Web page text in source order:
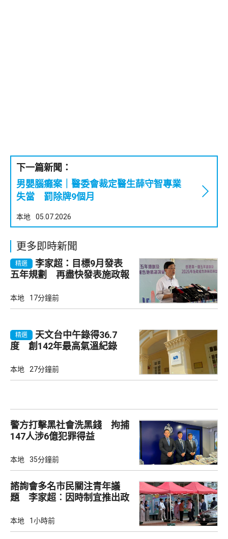
下一篇新聞：
男嬰腦癱案｜醫委會裁定醫生薛守智專業
失當 罰除牌9個月
本地 05.07.2026
更多即時新聞
精選
李家超：目標9月發表
五年規劃 再盡快發表施政報
本地 17分鐘前
精選
天文台中午錄得36.7
度 創142年最高氣溫紀錄
本地 27分鐘前
警方打擊黑社會洗黑錢 拘捕
147人涉6億犯罪得益
本地 35分鐘前
諮詢會多名市民關注青年議
題 李家超︰因時制宜推出政
本地 1小時前